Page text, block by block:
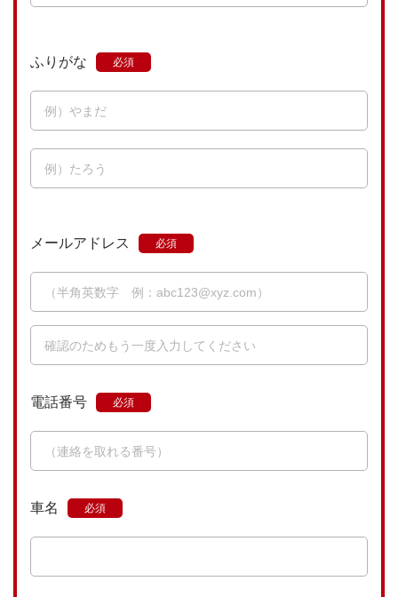
ふりがな
メールアドレス
電話番号
車名